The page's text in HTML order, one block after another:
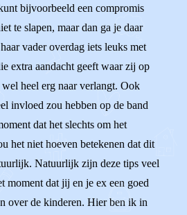
bijvoorbeeld een compromis
te slapen, maar dan ga je daar
vader overdag iets leuks met
extra aandacht geeft waar zij op
heel erg naar verlangt. Ook
invloed zou hebben op de band
dat het slechts om het
het niet hoeven betekenen dat dit
Natuurlijk zijn deze tips veel
moment dat jij en je ex een goed
over de kinderen. Hier ben ik in